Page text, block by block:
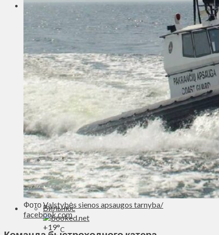
Больше
Фоторепортаж
Туризм
ЛК рекомендует
Сеньорам
Образование
Здравоохранение
Экология
Происшествия
Приграничье
Деньги
Визиты
Выборы
Агроновости
Едим дома
Ищу семью
Духовное пространство
Спорт
Технологии
Энергетика
Вильнюс
+19°C
ФотоValstybės sienos apsaugos tarnyba/
facebook.com